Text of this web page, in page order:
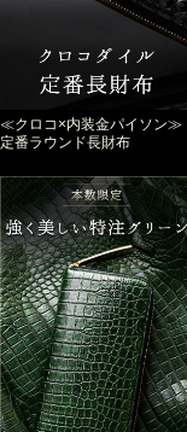
≪クロコ×内装金パイソン≫
定番ラウンド長財布